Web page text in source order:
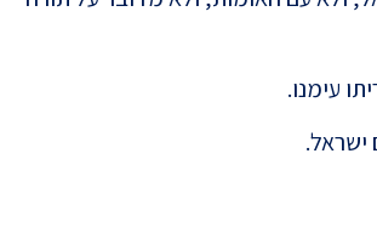
עימנו.